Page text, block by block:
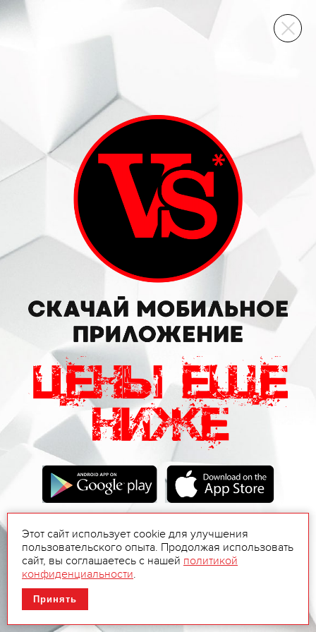
ВИННЫЙ СКЛАД
Этот сайт использует cookie для улучшения
пользовательского опыта. Продолжая использовать
сайт, вы соглашаетесь с нашей политикой
конфиденциальности.
Принять